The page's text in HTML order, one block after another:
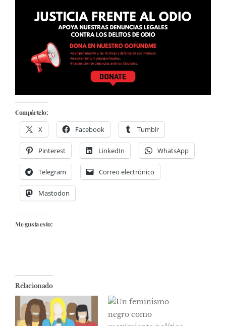
Compártelo:
X Facebook Tumblr
Pinterest LinkedIn WhatsApp
Telegram Correo electrónico
Mastodon
Me gusta esto:
Relacionado